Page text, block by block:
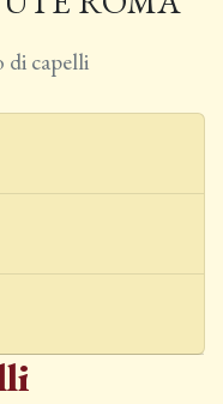
di capelli